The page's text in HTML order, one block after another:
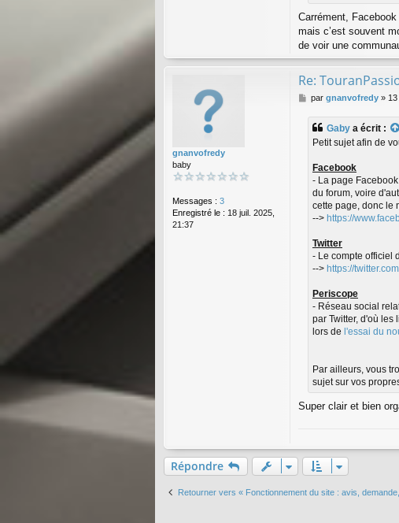
Carrément,
mais c’est souvent
de voir une
gnanvofredy
baby
Messages : 3
Enregistré le : 18 juil. 2025,
21:37
Re:
M
s
par gnanvofredy»
Gaby a écrit :
Petit sujet afin de
Facebook
- La page
du forum, voire
cette page, donc le
--> https://
Twitter
- Le compte officiel
--> https://
Periscope
- Réseau social
par Twitter, d'où les
lors de l'essai du
Par ailleurs, vous
sujet sur vos
Super clair et bien
Répondre
Retourner vers « Fonctionnement du site : avis,